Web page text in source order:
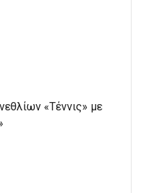
«Τέννις» με